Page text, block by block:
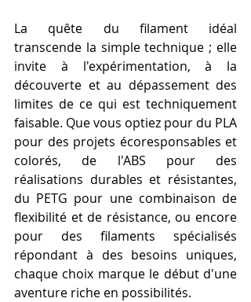
La quête du filament idéal
transcende la simple technique ; elle
invite à l'expérimentation, à la
découverte et au dépassement des
limites de ce qui est techniquement
faisable. Que vous optiez pour du PLA
pour des projets écoresponsables et
colorés, de l'ABS pour des
réalisations durables et résistantes,
du PETG pour une combinaison de
flexibilité et de résistance, ou encore
pour des filaments spécialisés
répondant à des besoins uniques,
chaque choix marque le début d'une
aventure riche en possibilités.